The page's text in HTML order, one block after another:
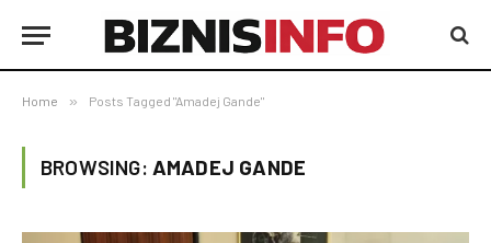
Home » Posts Tagged "Amadej Gande"
BROWSING: AMADEJ GANDE